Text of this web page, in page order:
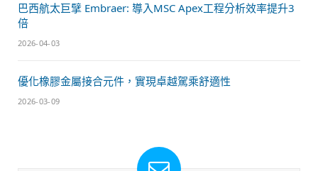
巴西航太巨擘 Embraer: 導入MSC Apex工程分析效率提升3
倍
2026-04-03
優化橡膠金屬接合元件，實現卓越駕乘舒適性
2026-03-09